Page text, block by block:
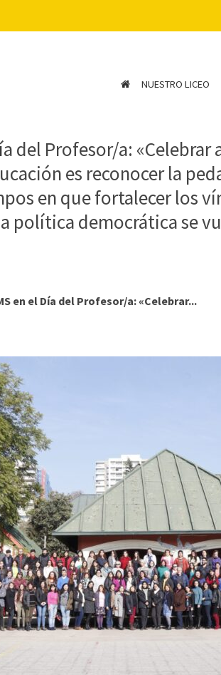
NUESTRO LICEO
del Profesor/a: «Celebrar
es reconocer la
en que fortalecer los
política democrática se
en el Día del Profesor/a: «Celebrar...